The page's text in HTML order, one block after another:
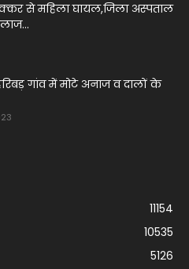
से महिला घायल,जिला अस्पताल
गांव में मोटे अनाज व दालों के
11154
10535
5126